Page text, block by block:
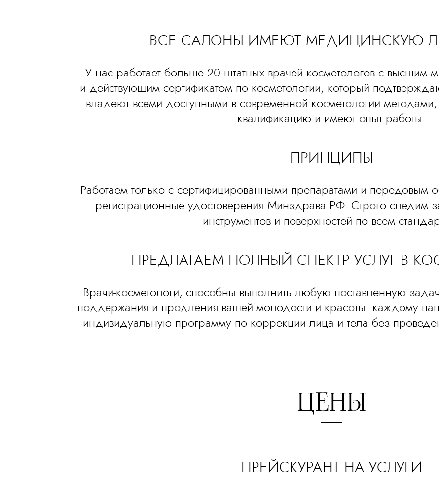
ВСЕ САЛОНЫ ИМЕЮТ МЕДИЦИНСКУЮ
У нас работает больше 20 штатных врачей косметологов с высшим
и действующим сертификатом по косметологии, который
владеют всеми доступными в современной косметологии
квалификацию и имеют опыт работы.
ПРИНЦИПЫ
Работаем только с сертифицированными препаратами и передовым
регистрационные удостоверения Минздрава РФ. Строго следим
инструментов и поверхностей по всем
ПРЕДЛАГАЕМ ПОЛНЫЙ СПЕКТР УСЛУГ В
Врачи-косметологи, способны выполнить любую поставленную
поддержания и продления вашей молодости и красоты. каждому
индивидуальную программу по коррекции лица и тела без
ЦЕНЫ
ПРЕЙСКУРАНТ НА УСЛУГИ